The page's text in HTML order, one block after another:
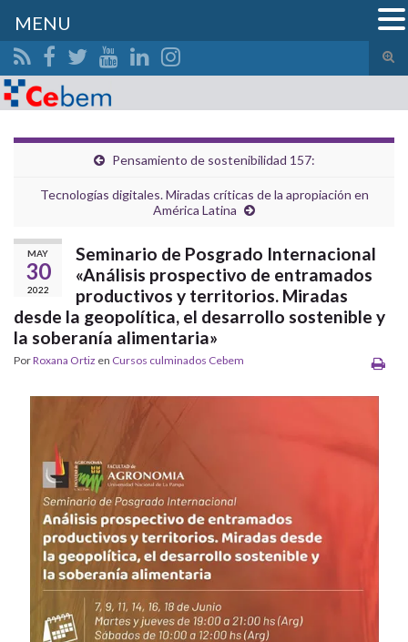
el
Search for:
Pensamiento de sostenibilidad 157:
Tecnologías digitales. Miradas críticas de la apropiación en
América Latina
MAY
30
2022
Seminario de Posgrado Internacional
«Análisis prospectivo de entramados
productivos y territorios. Miradas
desde la geopolítica, el desarrollo sostenible y
la soberanía alimentaria»
PorRoxana Ortiz en Cursos culminados Cebem
MENU